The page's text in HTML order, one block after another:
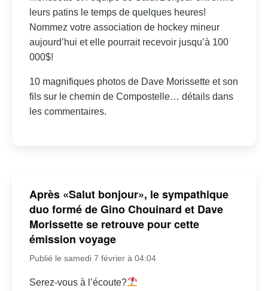
leurs patins le temps de quelques heures!
Nommez votre association de hockey mineur
aujourd’hui et elle pourrait recevoir jusqu’à 100
000$!
10 magnifiques photos de Dave Morissette et son
fils sur le chemin de Compostelle… détails dans
les commentaires.
Après «Salut bonjour», le sympathique
duo formé de Gino Chouinard et Dave
Morissette se retrouve pour cette
émission voyage
Publié le samedi 7 février à 04:04
Serez-vous à l’écoute?